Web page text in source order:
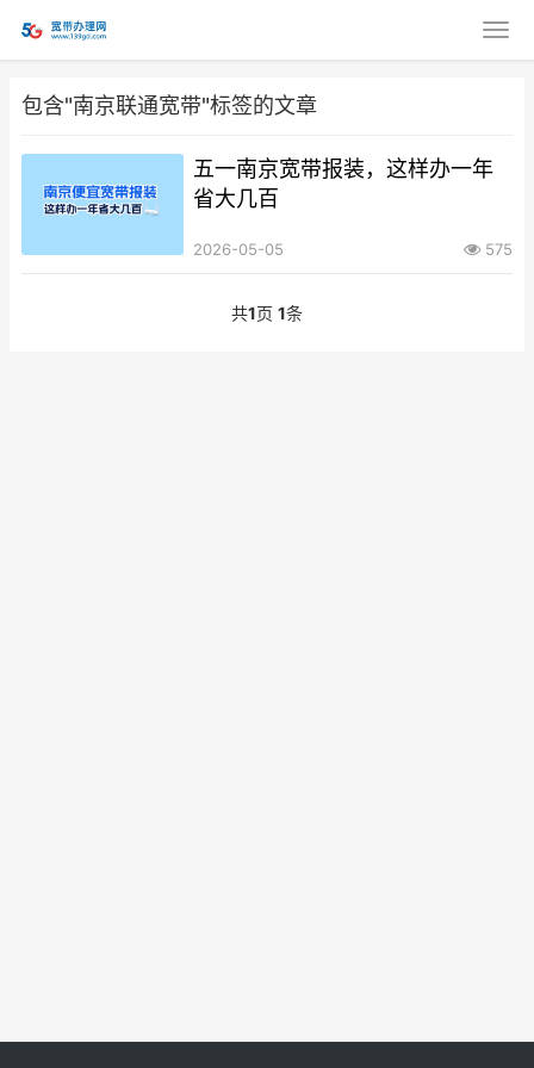
包含"南京联通宽带"标签的文章
五一南京宽带报装，这样办一年
省大几百
2026-05-05 575
共1页 1条